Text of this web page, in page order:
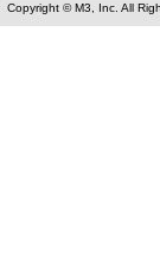
Copyright © M3, Inc. All